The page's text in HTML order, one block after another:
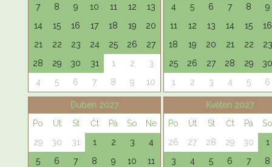
7
8 9 10 11 12
13
14
15 16 17 18 19
20
21
22 23 24 25 26
27
28
29 30 31 1 2
3
4
5 6 7 8 9 10
4
5 6 7 8
9
11
12 13 14 15
16
18
19 20 21 22
23
25
26 27 28 29
30
1
2 3 4 5 6
Duben 2027
Po
Út St Čt Pá So
Ne
29
30 31 1 2 3
4
5
6 7 8 9 10
11
Květen 2027
Po
Út St Čt Pá
So
26
27 28 29 30
1
3
4 5 6 7
8